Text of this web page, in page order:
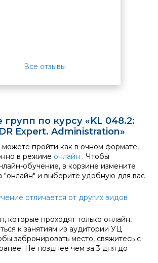
Все отзывы
по курсу «KL 048.2:
Expert. Administration»
пройти как в очном формате,
в режиме онлайн . Чтобы
обучение, в корзине измените
"онлайн" и выберите удобную для вас
отличается от других видов
которые проходят только онлайн,
к занятиям из аудитории УЦ
забронировать место, свяжитесь с
Не позднее чем за 3 дня до